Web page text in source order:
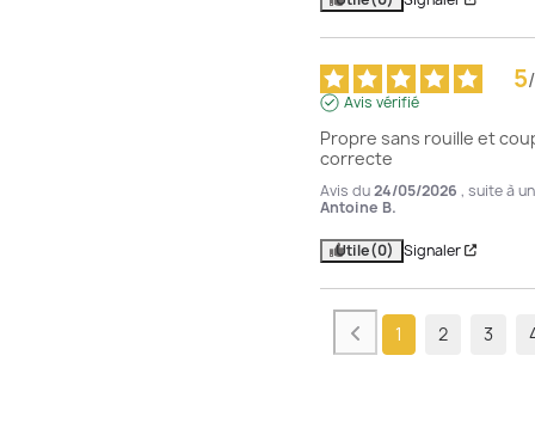
5/
Avis vérifié
Propre sans rouille et
correcte
Avis du24/05/2026 , suite à
Antoine B.
Utile(0) Signaler
1 2 3